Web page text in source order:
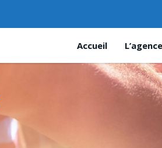
Accueil L’agence